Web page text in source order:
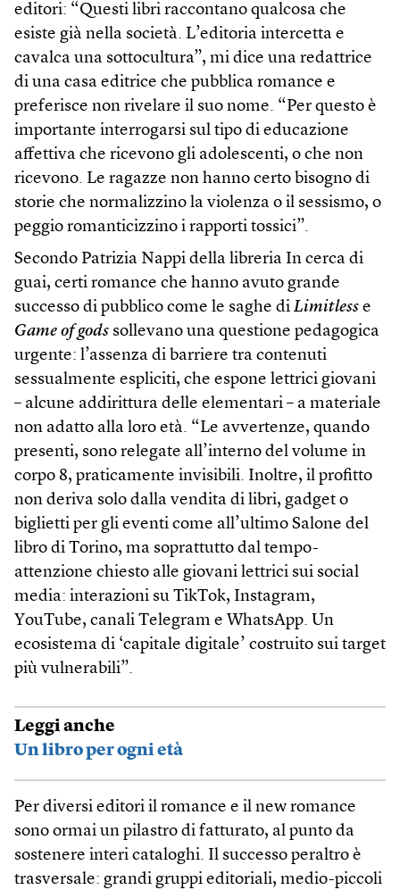
editori: “Questi libri raccontano qualcosa che
esiste già nella società. L’editoria intercetta e
cavalca una sottocultura”, mi dice una redattrice
di una casa editrice che pubblica romance e
preferisce non rivelare il suo nome. “Per questo è
importante interrogarsi sul tipo di educazione
affettiva che ricevono gli adolescenti, o che non
ricevono. Le ragazze non hanno certo bisogno di
storie che normalizzino la violenza o il sessismo, o
peggio romanticizzino i rapporti tossici”.
Secondo Patrizia Nappi della libreria In cerca di
guai, certi romance che hanno avuto grande
successo di pubblico come le saghe di Limitless e
Game of gods sollevano una questione pedagogica
urgente: l’assenza di barriere tra contenuti
sessualmente espliciti, che espone lettrici giovani
– alcune addirittura delle elementari – a materiale
non adatto alla loro età. “Le avvertenze, quando
presenti, sono relegate all’interno del volume in
corpo 8, praticamente invisibili. Inoltre, il profitto
non deriva solo dalla vendita di libri, gadget o
biglietti per gli eventi come all’ultimo Salone del
libro di Torino, ma soprattutto dal tempo-
attenzione chiesto alle giovani lettrici sui social
media: interazioni su TikTok, Instagram,
YouTube, canali Telegram e WhatsApp. Un
ecosistema di ‘capitale digitale’ costruito sui target
più vulnerabili”.
Leggi anche
Un libro per ogni età
Per diversi editori il romance e il new romance
sono ormai un pilastro di fatturato, al punto da
sostenere interi cataloghi. Il successo peraltro è
trasversale: grandi gruppi editoriali, medio-piccoli